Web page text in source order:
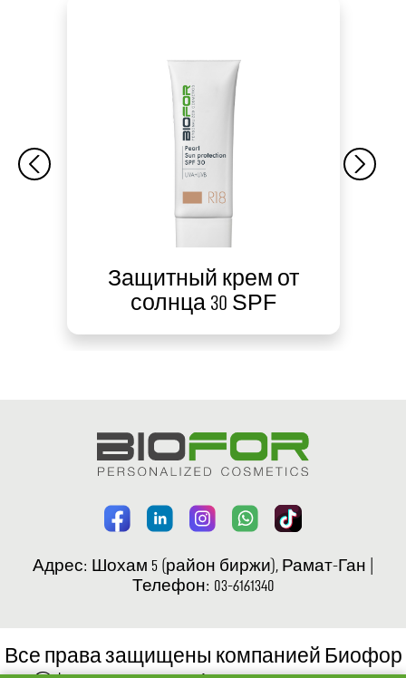
Защитный крем от
солнца 30 SPF
Адрес: Шохам 5 (район биржи), Рамат-Ган |
Телефон: 03-6161340
Все права защищены компанией Биофор